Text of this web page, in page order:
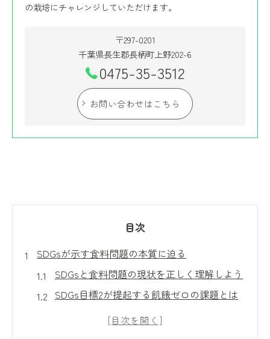
の栽培にチャレンジしていただけます。
〒297-0201
千葉県長生郡長柄町上野202-6
0475-35-3512
お問い合わせはこちら
目次
SDGsが示す食料問題の本質に迫る
SDGsと食料問題の現状を正しく理解しよう
SDGs目標2が提起する飢餓ゼロの課題とは
日本におけるSDGs食料問題の特徴を探る